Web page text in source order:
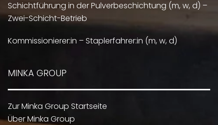
Schichtführung in der Pulverbeschichtung (m, w, d) –
Zwei-Schicht-Betrieb
Kommissionierer:in – Staplerfahrer:in (m, w, d)
MINKA GROUP
Zur Minka Group Startseite
Über Minka Group